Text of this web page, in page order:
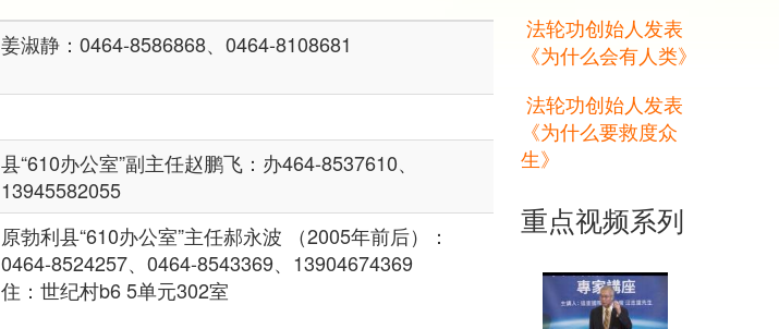
姜淑静：0464-8586868、0464-8108681
县“610办公室”副主任赵鹏飞：办464-8537610、
13945582055
原勃利县“610办公室”主任郝永波 （2005年前后）：
0464-8524257、0464-8543369、13904674369
住：世纪村b6 5单元302室
法轮功创始人发表
《为什么会有人类》
法轮功创始人发表
《为什么要救度众
生》
重点视频系列